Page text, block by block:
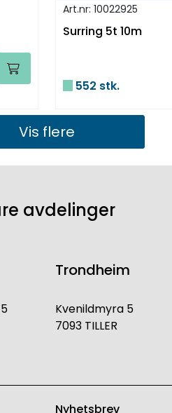
Art.nr: 10022925
Surring 5t 10m
552 stk.
Vis flere
avdelinger
Trondheim
Kvenildmyra 5
7093 TILLER
Nyhetsbrev